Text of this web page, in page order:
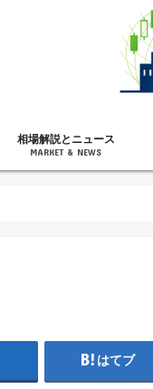
相場解説とニュース
MARKET & NEWS
はてブ